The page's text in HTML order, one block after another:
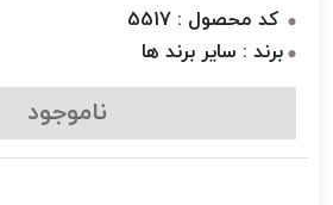
کد محصول : 5517
برند : سایر برند ها
ناموجود